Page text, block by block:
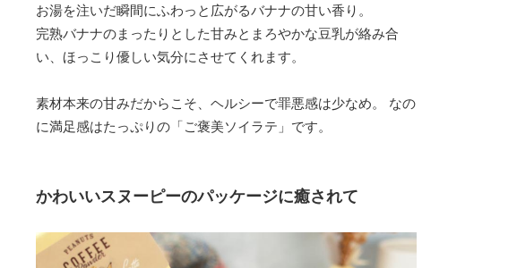
お湯を注いだ瞬間にふわっと広がるバナナの甘い香り。
完熟バナナのまったりとした甘みとまろやかな豆乳が絡み合
い、ほっこり優しい気分にさせてくれます。
素材本来の甘みだからこそ、ヘルシーで罪悪感は少なめ。 なの
に満足感はたっぷりの「ご褒美ソイラテ」です。
かわいいスヌーピーのパッケージに癒されて